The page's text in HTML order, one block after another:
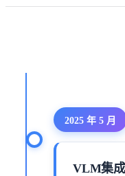
2025 年 5 月
VLM集成